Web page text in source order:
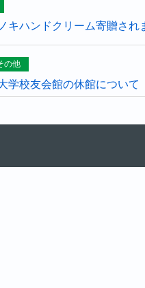
キハンドクリーム寄贈され
の他
学校友会館の休館について